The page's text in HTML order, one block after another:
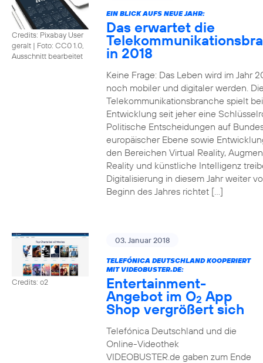
Credits: Pixabay User
geralt | Foto: CC0 1.0,
Ausschnitt bearbeitet
EIN BLICK AUFS NEUE JAHR:
Das erwartet die
in 2018
Keine Frage: Das Leben wird im Jahr
noch mobiler und digitaler werden.
Telekommunikationsbranche spielt
Entwicklung seit jeher eine
Politische Entscheidungen auf
europäischer Ebene sowie
den Bereichen Virtual Reality,
Reality und künstliche Intelligenz
Digitalisierung in diesem Jahr weiter
Beginn des Jahres richtet […]
Credits: o2
03. Januar 2018
TELEFÓNICA DEUTSCHLAND KOOPERIERT
MIT VIDEOBUSTER.DE:
Entertainment-
Angebot im O2 App
Shop vergrößert sich
Telefónica Deutschland und die
Online-Videothek
VIDEOBUSTER.de gaben zum Ende